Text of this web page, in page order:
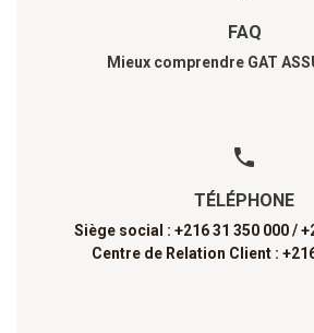
FAQ
Mieux comprendre GAT
TÉLÉPHONE
Siège social : +216 31 350 000 /
Centre de Relation Client :